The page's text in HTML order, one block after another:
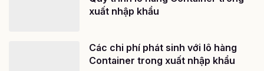
xuất nhập khẩu
Các chi phí phát sinh với lô hàng
Container trong xuất nhập khẩu